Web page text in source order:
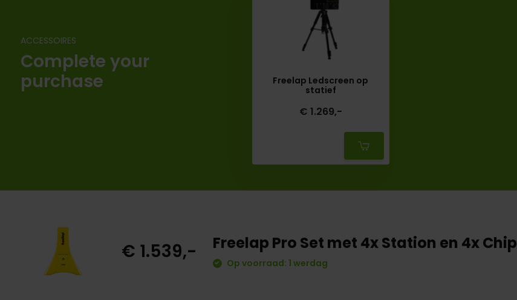
ACCESSOIRES
Complete your
purchase
Freelap Ledscreen op
statief
€ 1.269,-
€ 1.539,- Freelap Pro Set met 4x Station en 4x Chip
Op voorraad: 1 werdag